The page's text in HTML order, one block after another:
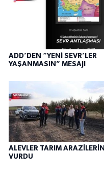
ADD’DEN “YENİ SEVR’LER
YAŞANMASIN” MESAJI
ALEVLER TARIM ARAZİLERİNİ
VURDU